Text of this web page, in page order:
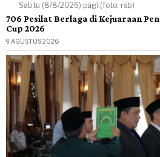
Sabtu (8/8/2026) pagi.(foto: rsb)
706 Pesilat Berlaga di Kejuaraan
Cup 2026
9 AGUSTUS 2026